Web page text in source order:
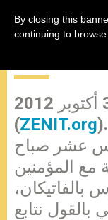
وشركة
الفاتيكان، الأربعاء 31 أكتوبر 2012
(ZENIT.org–
عشر صباح
مع المؤمنين
بالقول نتابع
By closing this
continuing to